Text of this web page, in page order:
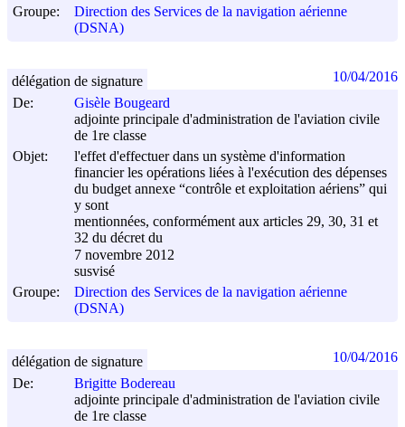
Groupe:
Direction des Services de la navigation aérienne
(DSNA)
De:
Gisèle Bougeard
adjointe principale d'administration de l'aviation civile
de 1re classe
Objet:
l'effet d'effectuer dans un système d'information
financier les opérations liées à l'exécution des dépenses
du budget annexe “contrôle et exploitation aériens” qui
y sont
mentionnées, conformément aux articles 29, 30, 31 et
32 du décret du
7 novembre 2012
susvisé
Groupe:
Direction des Services de la navigation aérienne
(DSNA)
délégation de signature 10/04/2016
De:
Brigitte Bodereau
adjointe principale d'administration de l'aviation civile
de 1re classe
délégation de signature 10/04/2016